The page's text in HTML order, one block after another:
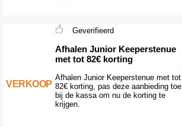
VERKOOP
Geverifieerd
Afhalen Junior Keeperstenue
met tot 82€ korting
Afhalen Junior Keeperstenue met tot
82€ korting, pas deze aanbieding toe
bij de kassa om nu de korting te
krijgen.